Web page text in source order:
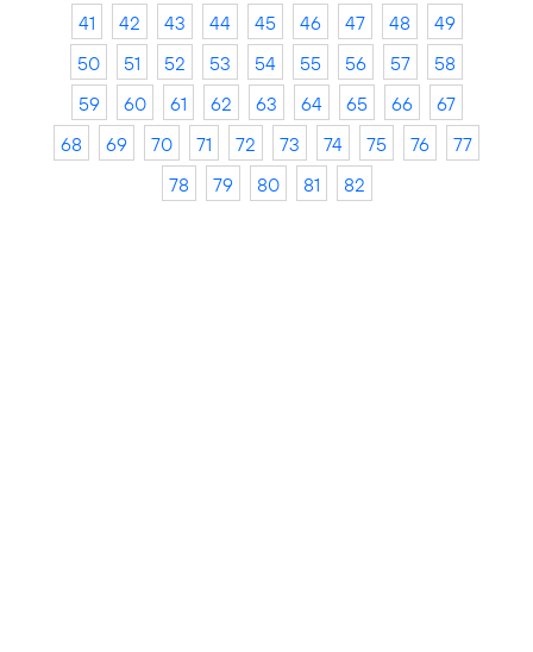
41
42 43 44 45 46 47 48
49
50
51 52 53 54 55 56 57
58
59
60 61 62 63 64 65 66
67
68
69 70 71 72 73 74 75 76
77
78
79 80 81 82